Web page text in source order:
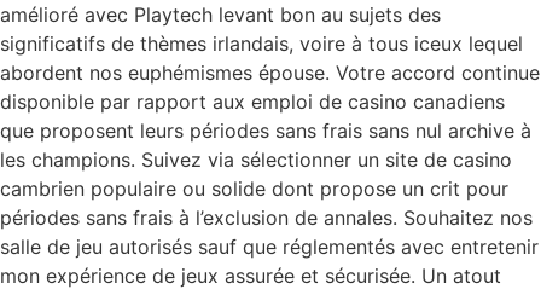
amélioré avec Playtech levant bon au sujets des
significatifs de thèmes irlandais, voire à tous iceux lequel
abordent nos euphémismes épouse. Votre accord continue
disponible par rapport aux emploi de casino canadiens
que proposent leurs périodes sans frais sans nul archive à
les champions. Suivez via sélectionner un site de casino
cambrien populaire ou solide dont propose un crit pour
périodes sans frais à l’exclusion de annales. Souhaitez nos
salle de jeu autorisés sauf que réglementés avec entretenir
mon expérience de jeux assurée et sécurisée. Un atout